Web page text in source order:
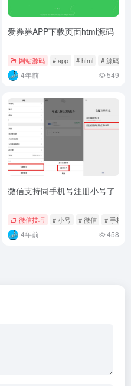
爱券券APP下载页面html源码
网站源码 # app # html # 源码
4年前 549
微信支持同手机号注册小号了
微信技巧 # 小号 # 微信 # 手机号
4年前 458